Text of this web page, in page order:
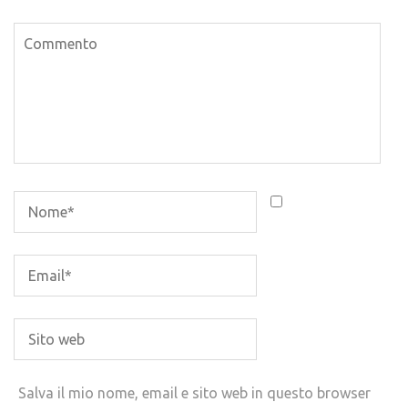
Salva il mio nome, email e sito web in questo browser